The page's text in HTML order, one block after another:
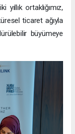
ortaklığımız,
ticaret ağıyla
büyümeye